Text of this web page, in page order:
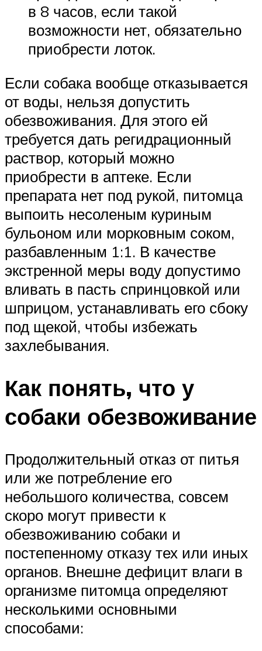
в 8 часов, если такой
возможности нет, обязательно
приобрести лоток.
Если собака вообще отказывается
от воды, нельзя допустить
обезвоживания. Для этого ей
требуется дать регидрационный
раствор, который можно
приобрести в аптеке. Если
препарата нет под рукой, питомца
выпоить несоленым куриным
бульоном или морковным соком,
разбавленным 1:1. В качестве
экстренной меры воду допустимо
вливать в пасть спринцовкой или
шприцом, устанавливать его сбоку
под щекой, чтобы избежать
захлебывания.
Как понять, что у
собаки обезвоживание
Продолжительный отказ от питья
или же потребление его
небольшого количества, совсем
скоро могут привести к
обезвоживанию собаки и
постепенному отказу тех или иных
органов. Внешне дефицит влаги в
организме питомца определяют
несколькими основными
способами: